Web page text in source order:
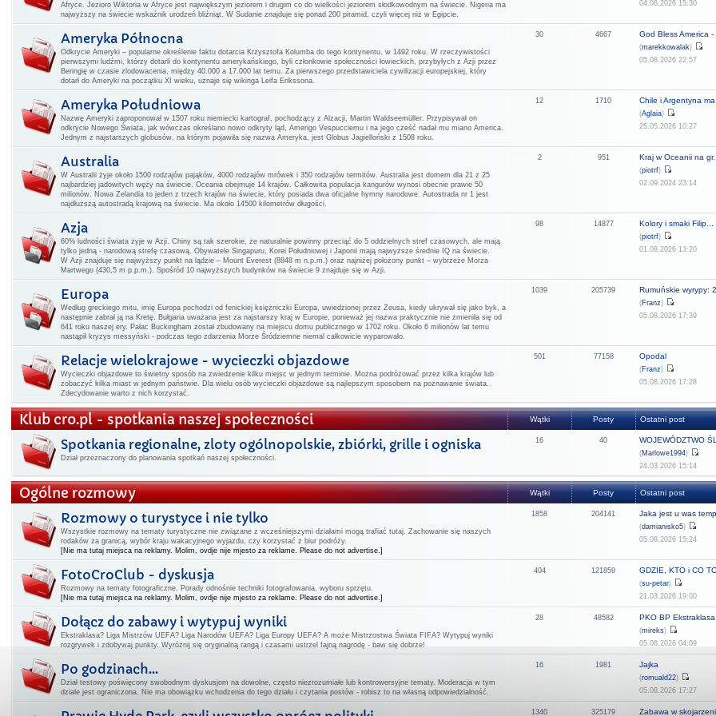
Afryce. Jezioro Wiktoria w Afryce jest największym jeziorem i drugim co do wielkości jeziorem słodkowodnym na świecie. Nigeria ma
najwyższy na świecie wskaźnik urodzeń bliźniąt. W Sudanie znajduje się ponad 200 piramid, czyli więcej niż w Egipcie.
04.08.2026 15:30
Ameryka Północna
Odkrycie Ameryki – popularne określenie faktu dotarcia Krzysztofa Kolumba do tego kontynentu, w 1492 roku. W rzeczywistości
pierwszymi ludźmi, którzy dotarli do kontynentu amerykańskiego, byli członkowie społeczności łowieckich, przybyłych z Azji przez
Beringię w czasie zlodowacenia, między 40.000 a 17.000 lat temu. Za pierwszego przedstawiciela cywilizacji europejskiej, który
dotarł do Ameryki na początku XI wieku, uznaje się wikinga Leifa Erikssona.
30 4667 God Bless America -
(marekkowalak)
05.08.2026 22:57
Ameryka Południowa
Nazwę Ameryki zaproponował w 1507 roku niemiecki kartograf, pochodzący z Alzacji, Martin Waldseemüller. Przypisywał on
odkrycie Nowego Świata, jak wówczas określano nowo odkryty ląd, Amerigo Vespucciemu i na jego cześć nadał mu miano America.
Jednym z najstarszych globusów, na którym pojawiła się nazwa Ameryka, jest Globus Jagielloński z 1508 roku.
12 1710 Chile i Argentyna
(Aglaia)
25.05.2026 10:27
Australia
W Australii żyje około 1500 rodzajów pająków, 4000 rodzajów mrówek i 350 rodzajów termitów. Australia jest domem dla 21 z 25
najbardziej jadowitych węży na świecie. Oceania obejmuje 14 krajów. Całkowita populacja kangurów wynosi obecnie prawie 50
milionów. Nowa Zelandia to jeden z trzech krajów na świecie, który posiada dwa oficjalne hymny narodowe. Autostrada nr 1 jest
najdłuższą autostradą krajową na świecie. Ma około 14500 kilometrów długości.
2 951 Kraj w Oceanii na gr...
(piotrf)
02.09.2024 23:14
Azja
60% ludności świata żyje w Azji. Chiny są tak szerokie, że naturalnie powinny przeciąć do 5 oddzielnych stref czasowych, ale mają
tylko jedną - narodową strefę czasową. Obywatele Singapuru, Korei Południowej i Japonii mają najwyższe średnie IQ na świecie.
W Azji znajduje się najwyższy punkt na lądzie – Mount Everest (8848 m n.p.m.) oraz najniżej położony punkt – wybrzeże Morza
Martwego (430,5 m p.p.m.). Spośród 10 najwyższych budynków na świecie 9 znajduje się w Azji.
98 14877 Kolory i smaki Filip...
(piotrf)
01.08.2026 13:20
Europa
Według greckiego mitu, imię Europa pochodzi od fenickiej księżniczki Europa, uwiedzionej przez Zeusa, kiedy ukrywał się jako byk, a
następnie zabrał ją na Kretę. Bułgaria uważana jest za najstarszy kraj w Europie, ponieważ jej nazwa praktycznie nie zmieniła się od
641 roku naszej ery. Pałac Buckingham został zbudowany na miejscu domu publicznego w 1702 roku. Około 6 milionów lat temu
nastąpił kryzys messyński - podczas tego zdarzenia Morze Śródziemne niemal całkowicie wyparowało.
1039 205739 Rumuńskie wyrypy:
(Franz)
05.08.2026 17:39
Relacje wielokrajowe - wycieczki objazdowe
Wycieczki objazdowe to świetny sposób na zwiedzenie kilku miejsc w jednym terminie. Można podróżować przez kilka krajów lub
zobaczyć kilka miast w jednym państwie. Dla wielu osób wycieczki objazdowe są najlepszym sposobem na poznawanie świata.
Zdecydowanie warto z nich korzystać.
501 77158 Opodal
(Franz)
05.08.2026 17:28
Klub cro.pl - spotkania naszej społeczności Wątki Posty Ostatni post
Spotkania regionalne, zloty ogólnopolskie, zbiórki, grille i ogniska
Dział przeznaczony do planowania spotkań naszej społeczności.
16 40 WOJEWÓDZTWO
(Marlowe1994)
24.03.2026 15:14
Ogólne rozmowy Wątki Posty Ostatni post
Rozmowy o turystyce i nie tylko
Wszystkie rozmowy na tematy turystyczne nie związane z wcześniejszymi działami mogą trafiać tutaj. Zachowanie się naszych
rodaków za granicą, wybór kraju wakacyjnego wyjazdu, czy korzystać z biur podróży.
[Nie ma tutaj miejsca na reklamy. Molim, ovdje nije mjesto za reklame. Please do not advertise.]
1858 204141 Jaka jest u was
(damianisko5)
05.08.2026 15:24
FotoCroClub - dyskusja
Rozmowy na tematy fotograficzne. Porady odnośnie techniki fotografowania, wyboru sprzętu.
[Nie ma tutaj miejsca na reklamy. Molim, ovdje nije mjesto za reklame. Please do not advertise.]
404 121859 GDZIE, KTO i CO TO
(su-petar)
21.03.2026 19:00
Dołącz do zabawy i wytypuj wyniki
Ekstraklasa? Liga Mistrzów UEFA? Liga Narodów UEFA? Liga Europy UEFA? A może Mistrzostwa Świata FIFA? Wytypuj wyniki
rozgrywek i zdobywaj punkty. Wyróżnij się oryginalną rangą i czasami ustrzel fajną nagrodę - baw się dobrze!
28 48582 PKO BP Ekstraklasa
(mireks)
05.08.2026 04:09
Po godzinach...
Dział testowy poświęcony swobodnym dyskusjom na dowolne, często niezrozumiałe lub kontrowersyjne tematy. Moderacja w tym
dziale jest ograniczona. Nie ma obowiązku wchodzenia do tego działu i czytania postów - robisz to na własną odpowiedzialność.
16 1981 Jajka
(romuald22)
05.08.2026 17:27
1340 325179 Zabawa w